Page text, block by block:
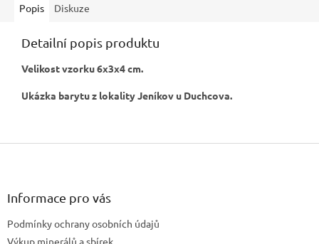
Popis Diskuze
Detailní popis produktu
Velikost vzorku 6x3x4 cm.
Ukázka barytu z lokality Jeníkov u Duchcova.
Z
Informace pro vás
Podmínky ochrany osobních údajů
Výkup minerálů a sbírek